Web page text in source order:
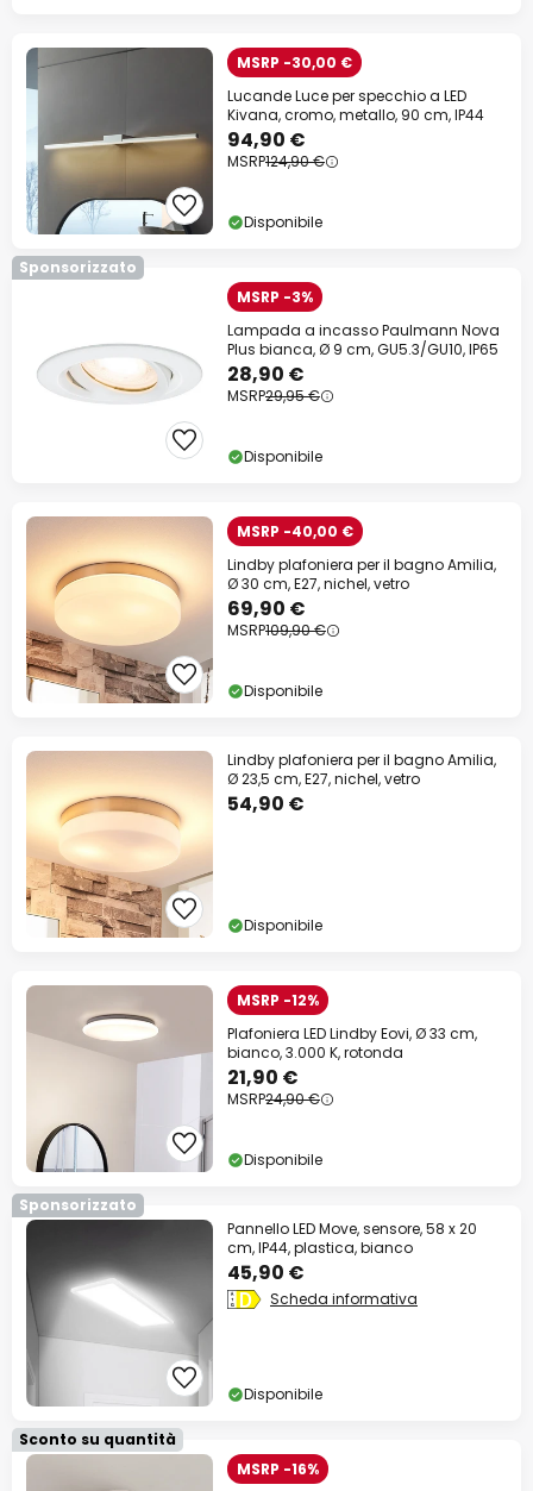
MSRP -30,00 €
Lucande Luce per specchio a LED
Kivana, cromo, metallo, 90 cm, IP44
94,90 €
MSRP124,90 €
Disponibile
Sponsorizzato
MSRP -3%
Lampada a incasso Paulmann Nova
Plus bianca, Ø 9 cm, GU5.3/GU10, IP65
28,90 €
MSRP29,95 €
Disponibile
MSRP -40,00 €
Lindby plafoniera per il bagno Amilia,
Ø 30 cm, E27, nichel, vetro
69,90 €
MSRP109,90 €
Disponibile
Lindby plafoniera per il bagno Amilia,
Ø 23,5 cm, E27, nichel, vetro
54,90 €
Disponibile
MSRP -12%
Plafoniera LED Lindby Eovi, Ø 33 cm,
bianco, 3.000 K, rotonda
21,90 €
MSRP24,90 €
Disponibile
Sponsorizzato
Pannello LED Move, sensore, 58 x 20
cm, IP44, plastica, bianco
45,90 €
Scheda informativa
Disponibile
Sconto su quantità
MSRP -16%